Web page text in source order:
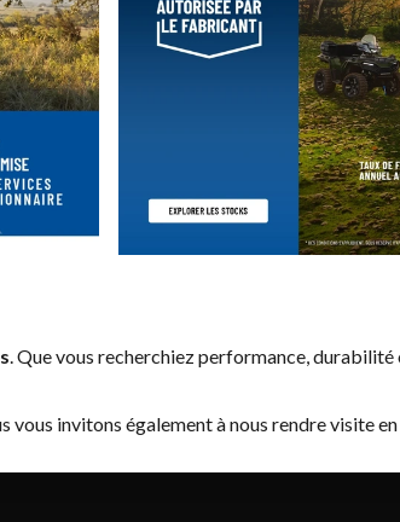
. Que vous recherchiez performance,
vous invitons également à nous rendre visite